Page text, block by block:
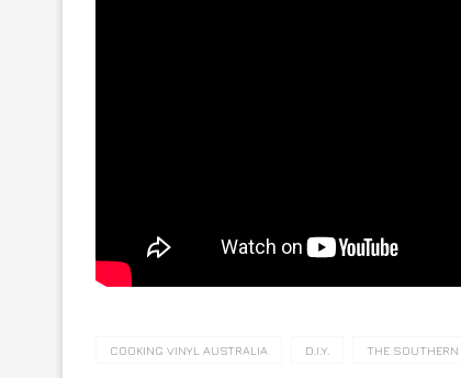
COOKING VINYL AUSTRALIA D.I.Y. THE